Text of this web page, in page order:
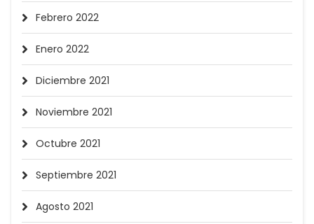
Febrero 2022
Enero 2022
Diciembre 2021
Noviembre 2021
Octubre 2021
Septiembre 2021
Agosto 2021